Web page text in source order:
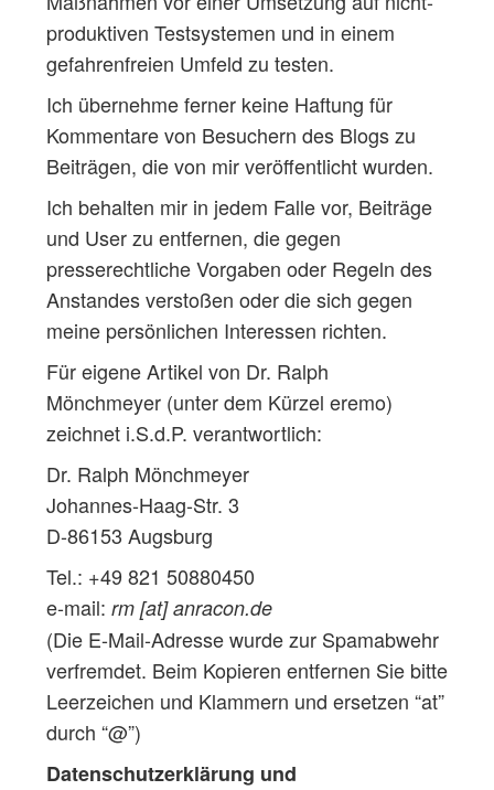
produktiven Testsystemen und in einem
gefahrenfreien Umfeld zu testen.
Ich übernehme ferner keine Haftung für
Kommentare von Besuchern des Blogs zu
Beiträgen, die von mir veröffentlicht wurden.
Ich behalten mir in jedem Falle vor, Beiträge
und User zu entfernen, die gegen
presserechtliche Vorgaben oder Regeln des
Anstandes verstoßen oder die sich gegen
meine persönlichen Interessen richten.
Für eigene Artikel von Dr. Ralph
Mönchmeyer (unter dem Kürzel eremo)
zeichnet i.S.d.P. verantwortlich:
Dr. Ralph Mönchmeyer
Johannes-Haag-Str. 3
D-86153 Augsburg
Tel.: +49 821 50880450
e-mail: rm[at]anracon.de
(Die E-Mail-Adresse wurde zur Spamabwehr
verfremdet. Beim Kopieren entfernen Sie bitte
Leerzeichen und Klammern und ersetzen “at”
durch “@”)
Datenschutzerklärung und